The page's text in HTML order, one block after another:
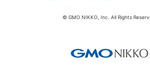
© GMO NIKKO, Inc. All Rights